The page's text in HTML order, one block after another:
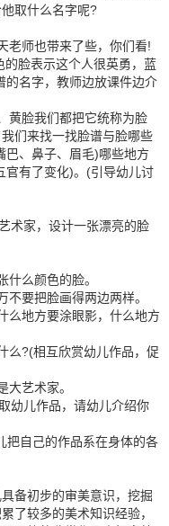
取什么名字呢?
师也带来了些，你们看!
脸表示这个人很英勇，蓝
的名字，教师边放课件边介
脸我们都把它统称为脸
们来找一找脸谱与脸哪些
巴、鼻子、眉毛)哪些地方
官有了变化)。(引导幼儿讨
家，设计一张漂亮的脸
么颜色的脸。
要把脸画得两边两样。
地方要涂眼影，什么地方
?(相互欣赏幼儿作品，促
艺术家。
儿作品，请幼儿介绍你
自己的作品系在身体的各
备初步的审美意识，挖掘
了较多的美术知识经验，